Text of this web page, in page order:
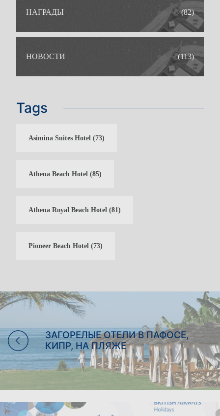
НАГРАДЫ (82)
НОВОСТИ (113)
Tags
Asimina Suites Hotel (73)
Athena Beach Hotel (85)
Athena Royal Beach Hotel (81)
Pioneer Beach Hotel (73)
ЗАГОРЕЛЫЕ ОТЕЛИ В ПАФОСЕ,
КИПР, НА ПЛЯЖЕ